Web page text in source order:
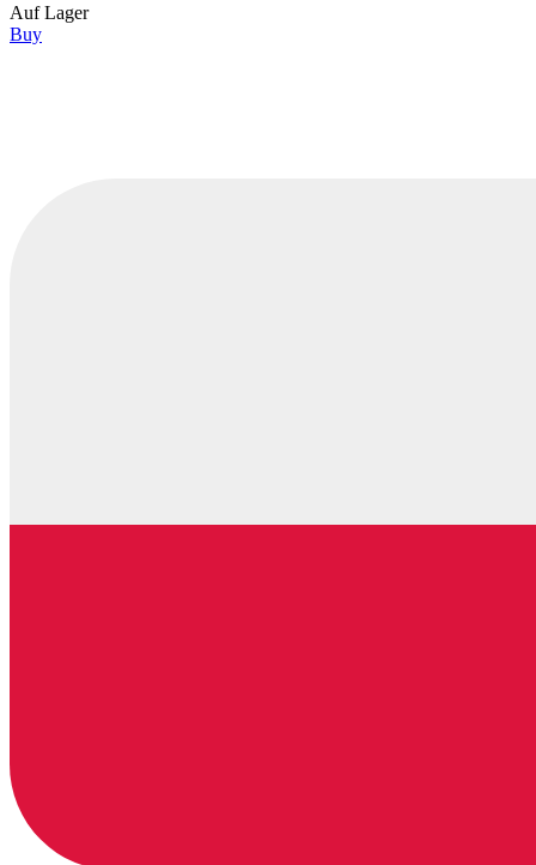
Auf Lager
Buy